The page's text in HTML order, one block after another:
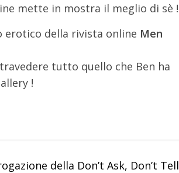
mette in mostra il meglio di sè !
erotico della rivista online Men
tutto quello che Ben ha
!
della Don’t Ask, Don’t Tell